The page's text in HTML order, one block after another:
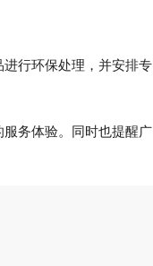
行环保处理，并安排专
务体验。同时也提醒广